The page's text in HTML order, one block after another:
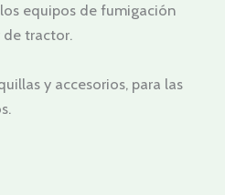
equipos de fumigación
de tractor.
y accesorios, para las